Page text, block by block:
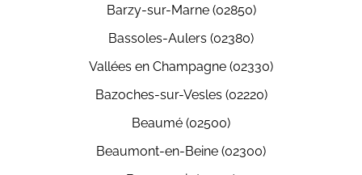
Barzy-sur-Marne (02850)
Bassoles-Aulers (02380)
Vallées en Champagne (02330)
Bazoches-sur-Vesles (02220)
Beaumé (02500)
Beaumont-en-Beine (02300)